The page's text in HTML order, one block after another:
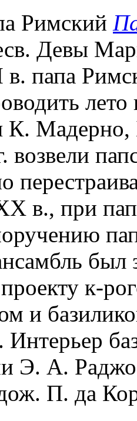
Римский
Девы
в. папа
К.
возвели
в., при
к-
и
Интерьер
Э. А.
П. да